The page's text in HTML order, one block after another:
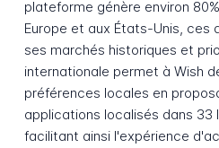
plateforme génère environ
Europe et aux États-Unis, ces
ses marchés historiques et
internationale permet à Wish
préférences locales en
applications localisés dans 33
facilitant ainsi l'expérience